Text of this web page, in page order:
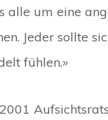
alle um eine
Jeder sollte
fühlen.»